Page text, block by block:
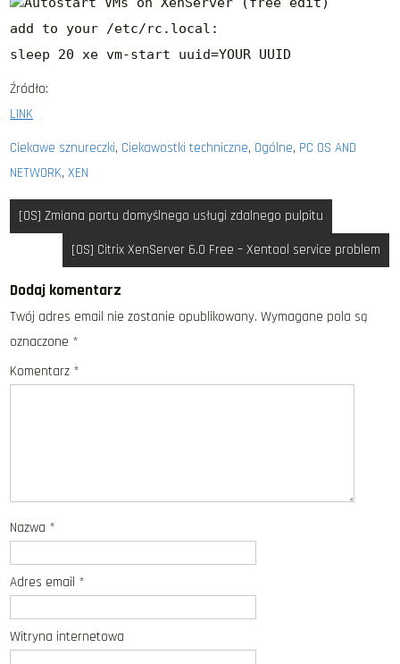
add to your /etc/rc.local:
sleep 20 xe vm-start uuid=YOUR UUID
Źródło:
LINK
Ciekawe sznureczki, Ciekawostki techniczne, Ogólne, PC OS AND
NETWORK,XEN
Nawigacja
wpisu
[OS] Zmiana portu domyślnego usługi zdalnego pulpitu
[OS] Citrix XenServer 6.0 Free – Xentool service problem
Dodaj komentarz
Twój adres email nie zostanie opublikowany. Wymagane pola są
oznaczone *
Komentarz *
Nazwa *
Adres email *
Witryna internetowa